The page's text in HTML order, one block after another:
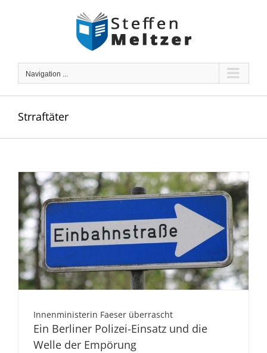
Navigation ...
Strraftäter
Innenministerin Faeser überrascht
Ein Berliner Polizei-Einsatz und die
Welle der Empörung